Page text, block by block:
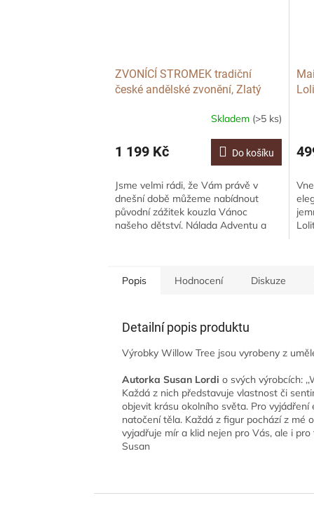
ZVONÍCÍ STROMEK tradiční
české andělské zvonění, Zlatý
Skladem (>5 ks)
1 199 Kč Do košíku
Jsme velmi rádi, že Vám právě v
dnešní době můžeme nabídnout
původní zážitek kouzla Vánoc
našeho dětství. Nálada Adventu a
je
z
5
Popis Hodnocení Diskuze
Detailní popis produktu
Výrobky Willow Tree jsou vyrobeny z
Autorka Susan Lordi o svých výrobcích:
Každá z nich představuje vlastnost či
objevit krásu okolního světa. Pro
natočení těla. Každá z figur pochází z mé
vyjadřuje mír a klid nejen pro Vás, ale i pro
Susan